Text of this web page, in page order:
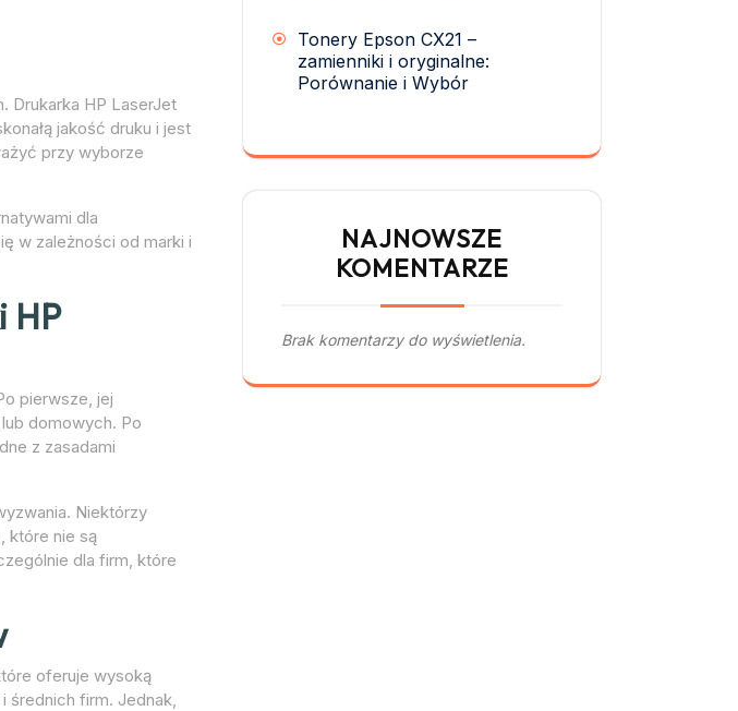
Drukarka HP LaserJet
jakość druku i jest
przy wyborze
dla
w zależności od marki i
HP
pierwsze, jej
domowych. Po
z zasadami
Niektórzy
które nie są
dla firm, które
oferuje wysoką
średnich firm. Jednak,
Tonery Epson CX21 –
zamienniki i oryginalne:
Porównanie i Wybór
NAJNOWSZE
KOMENTARZE
Brak komentarzy do wyświetlenia.